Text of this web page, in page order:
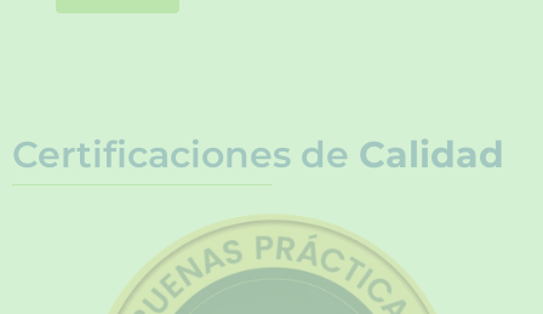
Certificaciones de Calidad